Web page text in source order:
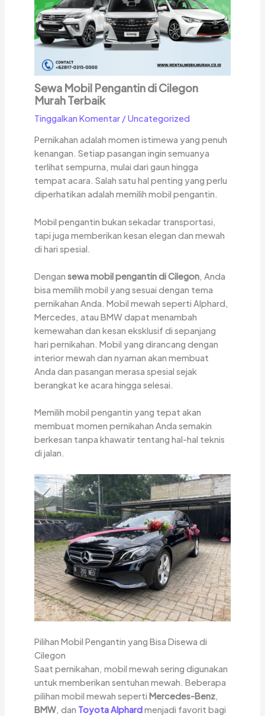
Sewa Mobil Pengantin di Cilegon
Murah Terbaik
Tinggalkan Komentar /Uncategorized
Pernikahan adalah momen istimewa yang penuh
kenangan. Setiap pasangan ingin semuanya
terlihat sempurna, mulai dari gaun hingga
tempat acara. Salah satu hal penting yang perlu
diperhatikan adalah memilih mobil pengantin.
Mobil pengantin bukan sekadar transportasi,
tapi juga memberikan kesan elegan dan mewah
di hari spesial.
Dengan sewa mobil pengantin di Cilegon, Anda
bisa memilih mobil yang sesuai dengan tema
pernikahan Anda. Mobil mewah seperti Alphard,
Mercedes, atau BMW dapat menambah
kemewahan dan kesan eksklusif di sepanjang
hari pernikahan. Mobil yang dirancang dengan
interior mewah dan nyaman akan membuat
Anda dan pasangan merasa spesial sejak
berangkat ke acara hingga selesai.
Memilih mobil pengantin yang tepat akan
membuat momen pernikahan Anda semakin
berkesan tanpa khawatir tentang hal-hal teknis
di jalan.
Pilihan Mobil Pengantin yang Bisa Disewa di
Cilegon
Saat pernikahan, mobil mewah sering digunakan
untuk memberikan sentuhan mewah. Beberapa
pilihan mobil mewah seperti Mercedes-Benz,
BMW, dan Toyota Alphardmenjadi favorit bagi